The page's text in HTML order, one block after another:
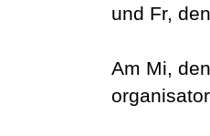
und Fr,
Am Mi,